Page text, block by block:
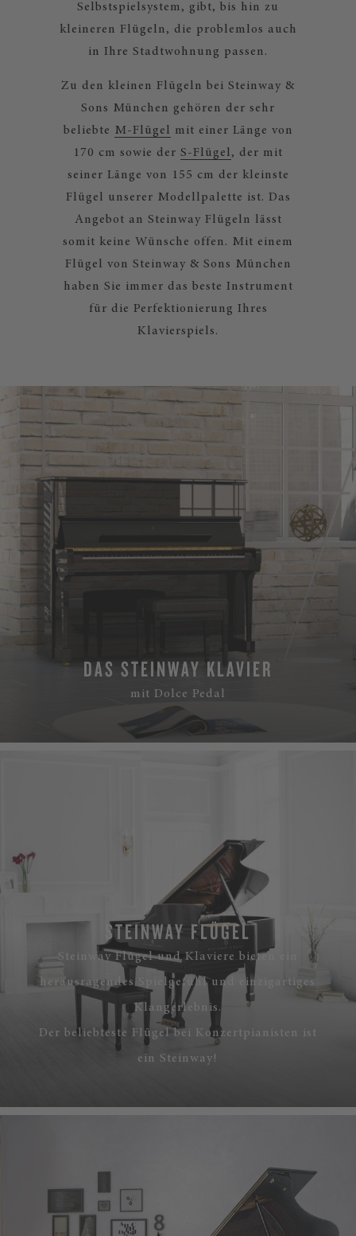
Selbstspielsystem, gibt, bis hin zu
kleineren Flügeln, die problemlos auch
in Ihre Stadtwohnung passen.
Zu den kleinen Flügeln bei Steinway &
Sons München gehören der sehr
beliebte M-Flügel mit einer Länge von
170 cm sowie der S-Flügel, der mit
seiner Länge von 155 cm der kleinste
Flügel unserer Modellpalette ist. Das
Angebot an Steinway Flügeln lässt
somit keine Wünsche offen. Mit einem
Flügel von Steinway & Sons München
haben Sie immer das beste Instrument
für die Perfektionierung Ihres
Klavierspiels.
DAS STEINWAY KLAVIER
mit Dolce Pedal
STEINWAY FLÜGEL
Steinway Flügel und Klaviere bieten ein
herausragendes Spielgefühl und einzigartiges
Klangerlebnis.
Der beliebteste Flügel bei Konzertpianisten ist
ein Steinway!